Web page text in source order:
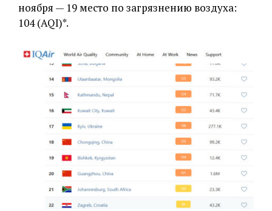
ноября — 19 место по загрязнению воздуха:
104 (AQI)*.